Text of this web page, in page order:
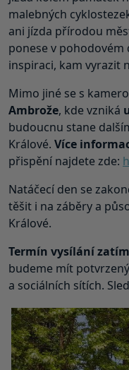
malebných
ani jízda přírodou
ponese v
inspiraci, kam vyrazit
Mimo jiné se s
Ambrože, kde vzniká
budoucnu stane
Králové. Více
přispění najdete zde:
Natáčecí den se
těšit i na záběry a
Králové.
Termín vysílání
budeme mít
a sociálních sítích.